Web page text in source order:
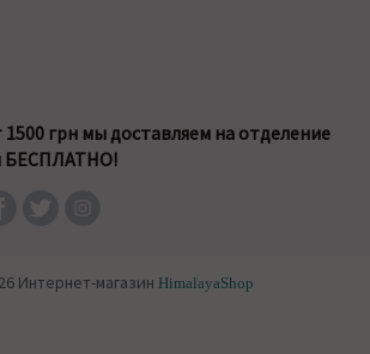
1500 грн мы доставляем на отделение
БЕСПЛАТНО!
Интернет-магазин HimalayaShop